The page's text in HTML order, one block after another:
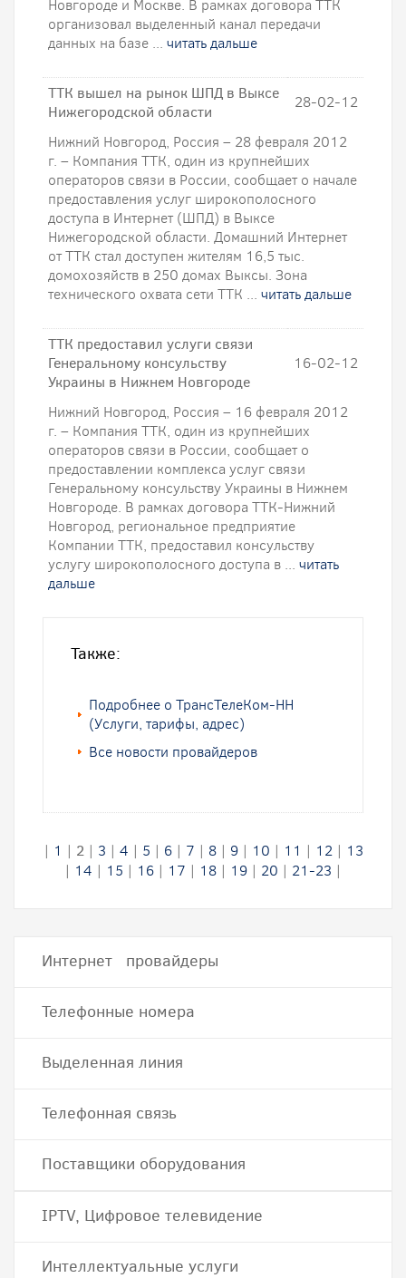
Новгороде и Москве. В рамках договора ТТК
организовал выделенный канал передачи
данных на базе ... читать дальше
ТТК вышел на рынок ШПД в Выксе
Нижегородской области
28-02-12
Нижний Новгород, Россия – 28 февраля 2012
г. – Компания ТТК, один из крупнейших
операторов связи в России, сообщает о начале
предоставления услуг широкополосного
доступа в Интернет (ШПД) в Выксе
Нижегородской области. Домашний Интернет
от ТТК стал доступен жителям 16,5 тыс.
домохозяйств в 250 домах Выксы. Зона
технического охвата сети ТТК ... читать дальше
ТТК предоставил услуги связи
Генеральному консульству
Украины в Нижнем Новгороде
16-02-12
Нижний Новгород, Россия – 16 февраля 2012
г. – Компания ТТК, один из крупнейших
операторов связи в России, сообщает о
предоставлении комплекса услуг связи
Генеральному консульству Украины в Нижнем
Новгороде. В рамках договора ТТК-Нижний
Новгород, региональное предприятие
Компании ТТК, предоставил консульству
услугу широкополосного доступа в ... читать
дальше
Также:
Подробнее о ТрансТелеКом-НН
(Услуги, тарифы, адрес)
Все новости провайдеров
| 1 | 2| 3 | 4 | 5 | 6| 7 | 8| 9| 10 | 11 | 12| 13
| 14 | 15 | 16 | 17 | 18 | 19 | 20 | 21-23 |
Интернет провайдеры
Телефонные номера
Выделенная линия
Телефонная связь
Поставщики оборудования
IPTV, Цифровое телевидение
Интеллектуальные услуги